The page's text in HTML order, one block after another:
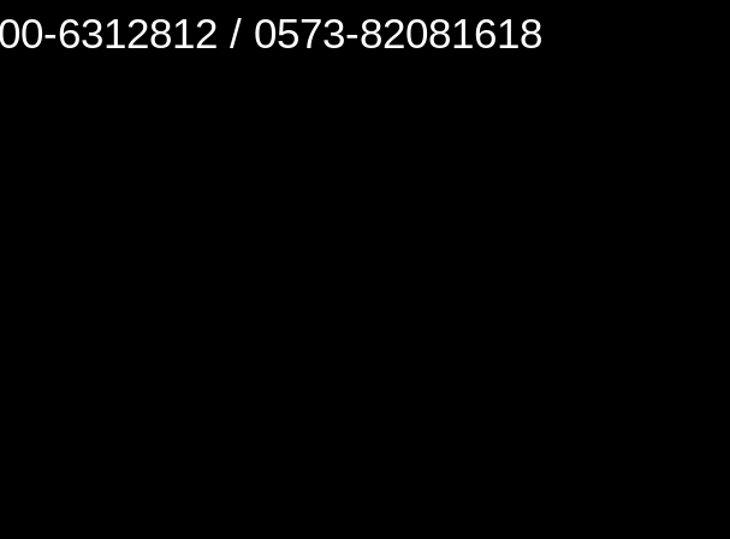
6312812 / 0573-82081618